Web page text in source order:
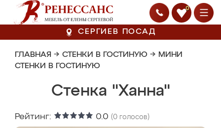
0
СЕРГИЕВ ПОСАД
ГЛАВНАЯ → СТЕНКИ В ГОСТИНУЮ → МИНИ
СТЕНКИ В ГОСТИНУЮ
Стенка "Ханна"
Рейтинг: 0.0 (0 голосов)